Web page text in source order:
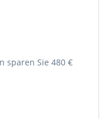
sparen Sie 480 €